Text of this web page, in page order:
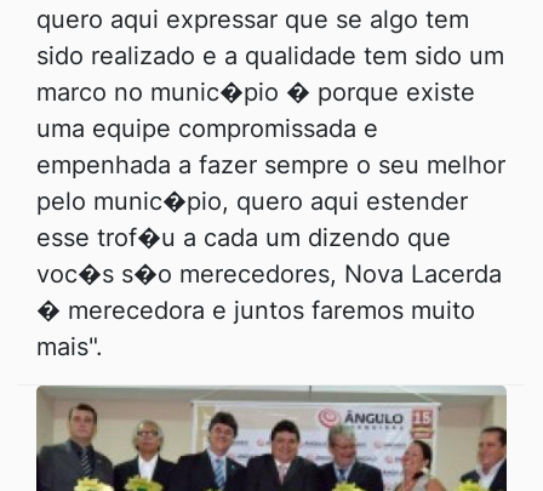
quero aqui expressar que se algo tem
sido realizado e a qualidade tem sido um
marco no munic�pio � porque existe
uma equipe compromissada e
empenhada a fazer sempre o seu melhor
pelo munic�pio, quero aqui estender
esse trof�u a cada um dizendo que
voc�s s�o merecedores, Nova Lacerda
� merecedora e juntos faremos muito
mais".